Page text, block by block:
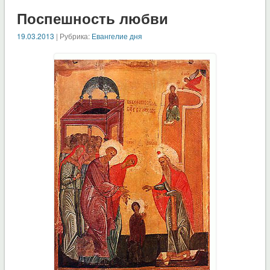
Поспешность любви
19.03.2013 | Рубрика: Евангелие дня